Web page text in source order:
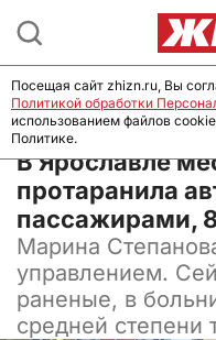
05 сентября 2024, 09:30
В Ярославле
протаранила
пассажирами,
Марина
управлением.
раненые, в
средней степени
Посещая сайт zhizn.ru, Вы
Политикой обработки
использованием файлов
Политике.